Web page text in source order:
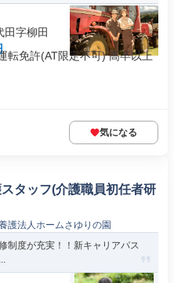
田字柳田
転免許(AT限定不可) 高卒以上
気になる
タッフ(介護職員初任者研
護法人ホームさゆりの園
制度が充実！！新キャリアパス